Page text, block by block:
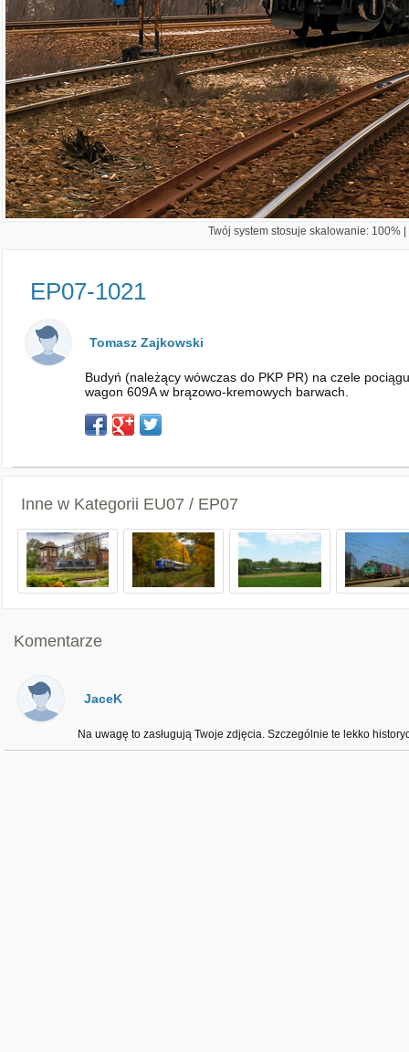
Twój system stosuje skalowanie: 100%
EP07-1021
Tomasz Zajkowski
Budyń (należący wówczas do PKP PR) na czele
wagon 609A w brązowo-kremowych barwach.
Inne w Kategorii EU07 / EP07
Komentarze
JaceK
Na uwagę to zasługują Twoje zdjęcia. Szczególnie te lekko